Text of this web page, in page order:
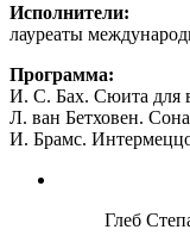
Исполнители:
лауреаты
Программа:
И. С. Бах. Сюита для
Л. ван Бетховен.
И. Брамс.
Глеб